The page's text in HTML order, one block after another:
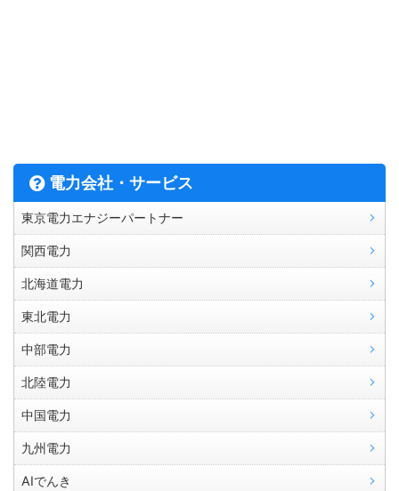
電力会社・サービス
東京電力エナジーパートナー
関西電力
北海道電力
東北電力
中部電力
北陸電力
中国電力
九州電力
AIでんき